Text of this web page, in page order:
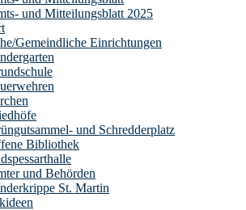
und Mitteilungsblatt 2025
Gemeindliche Einrichtungen
und Schredderplatz
Bibliothek
und Behörden
St. Martin